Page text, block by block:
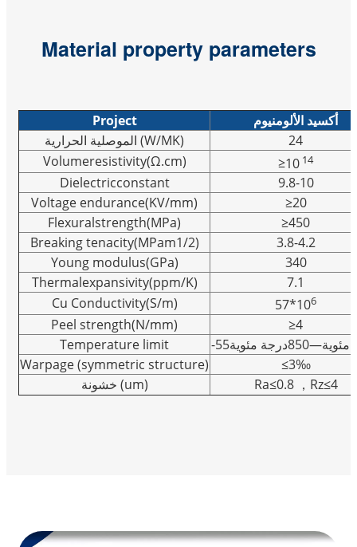
Material property parameters
Project
أكسيد الألومنيوم
(W/MK)
24
Volumeresistivity(Ω.cm) ≥10 14
Dielectricconstant
9.8-10
Voltage endurance(KV/mm) ≥20
Flexuralstrength(MPa)
≥450
Breaking tenacity(MPam1/2)
3.8-4.2
Young modulus(GPa)
340
Thermalexpansivity(ppm/K)
7.1
Cu Conductivity(S/m) 57*106
Peel strength(N/mm)
≥4
Temperature limit
-55 مئوية—850
درجة مئوية
Warpage (symmetric structure)
≤3‰
خشونة (um) Ra≤0.8 ，Rz≤4